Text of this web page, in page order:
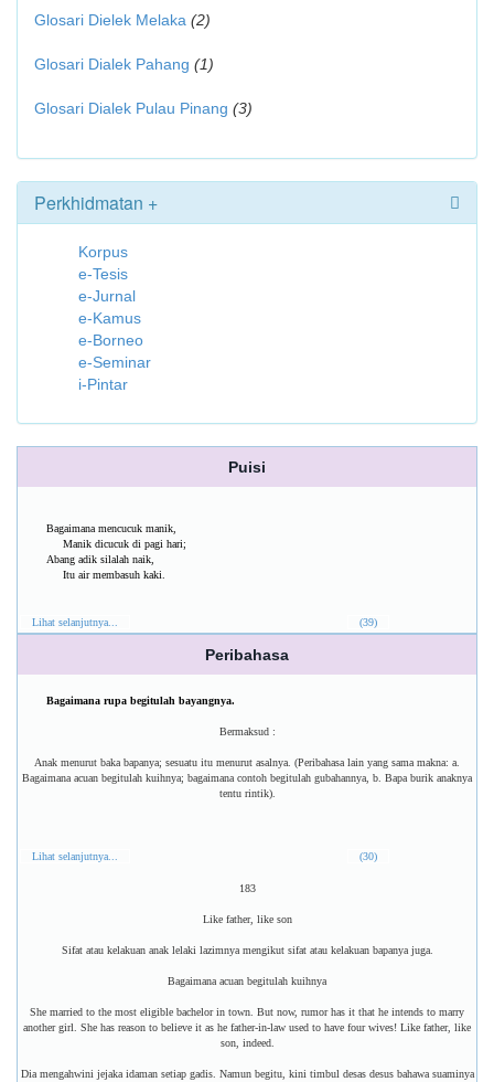
Glosari Dielek Melaka (2)
Glosari Dialek Pahang (1)
Glosari Dialek Pulau Pinang (3)
Perkhidmatan +
Korpus
e-Tesis
e-Jurnal
e-Kamus
e-Borneo
e-Seminar
i-Pintar
Puisi
Bagaimana mencucuk manik,
Manik dicucuk di pagi hari;
Abang adik silalah naik,
Itu air membasuh kaki.
Lihat selanjutnya... (39)
Peribahasa
Bagaimana rupa begitulah bayangnya.
Bermaksud :
Anak menurut baka bapanya; sesuatu itu menurut asalnya. (Peribahasa lain yang sama makna: a.
Bagaimana acuan begitulah kuihnya; bagaimana contoh begitulah gubahannya, b. Bapa burik anaknya
tentu rintik).
Lihat selanjutnya... (30)
183
Like father, like son
Sifat atau kelakuan anak lelaki lazimnya mengikut sifat atau kelakuan bapanya juga.
Bagaimana acuan begitulah kuihnya
She married to the most eligible bachelor in town. But now, rumor has it that he intends to marry
another girl. She has reason to believe it as he father-in-law used to have four wives! Like father, like
son, indeed.
Dia mengahwini jejaka idaman setiap gadis. Namun begitu, kini timbul desas desus bahawa suaminya